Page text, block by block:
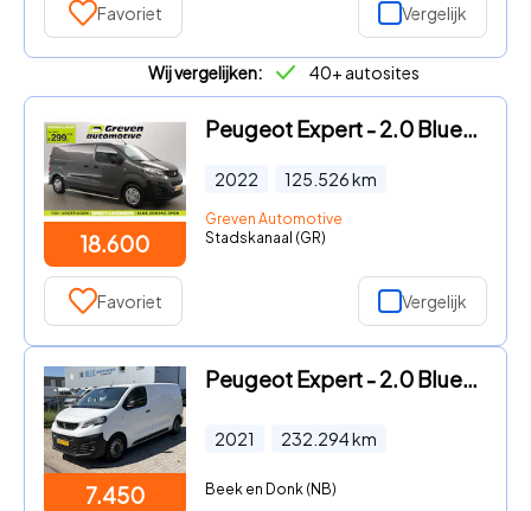
Favoriet Vergelijk
Wij vergelijken: 40+ autosites
18.600
Peugeot Expert - 2.0 BlueHDI 145PK L2H1 | Automaat | Airco | Cruise | Camera
2022 125.526km
Greven Automotive
Stadskanaal (GR)
Favoriet Vergelijk
7.450
Peugeot Expert - 2.0 BlueHDI 180PK Automaat L2H1 Standard Premium ✓ camera ✓
2021 232.294km
Beek en Donk (NB)